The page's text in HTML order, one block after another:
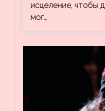
исцеление, чтобы
мог…